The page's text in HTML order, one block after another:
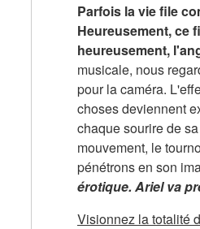
Parfois la vie file
Heureusement, ce
heureusement,
musicale, nous
pour la caméra.
choses deviennent
chaque sourire de
mouvement, le
pénétrons en son
érotique. Ariel va
Visionnez la totalité